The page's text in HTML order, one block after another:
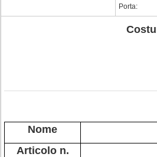
Porta:
Nome
Articolo n.